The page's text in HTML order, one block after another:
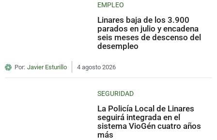
EMPLEO
Linares baja de los 3.900
parados en julio y encadena
seis meses de descenso del
desempleo
Por: Javier Esturillo 4 agosto 2026
SEGURIDAD
La Policía Local de Linares
seguirá integrada en el
sistema VioGén cuatro años
más